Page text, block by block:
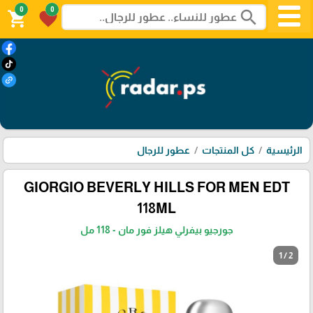
search
0
favorite
0
shopping_cart
الرئيسية كل المنتجات عطور للرجال
GIORGIO BEVERLY HILLS FOR MEN EDT
118ML
جورجيو بيفرلي هيلز فور مان - 118 مل
1 / 2